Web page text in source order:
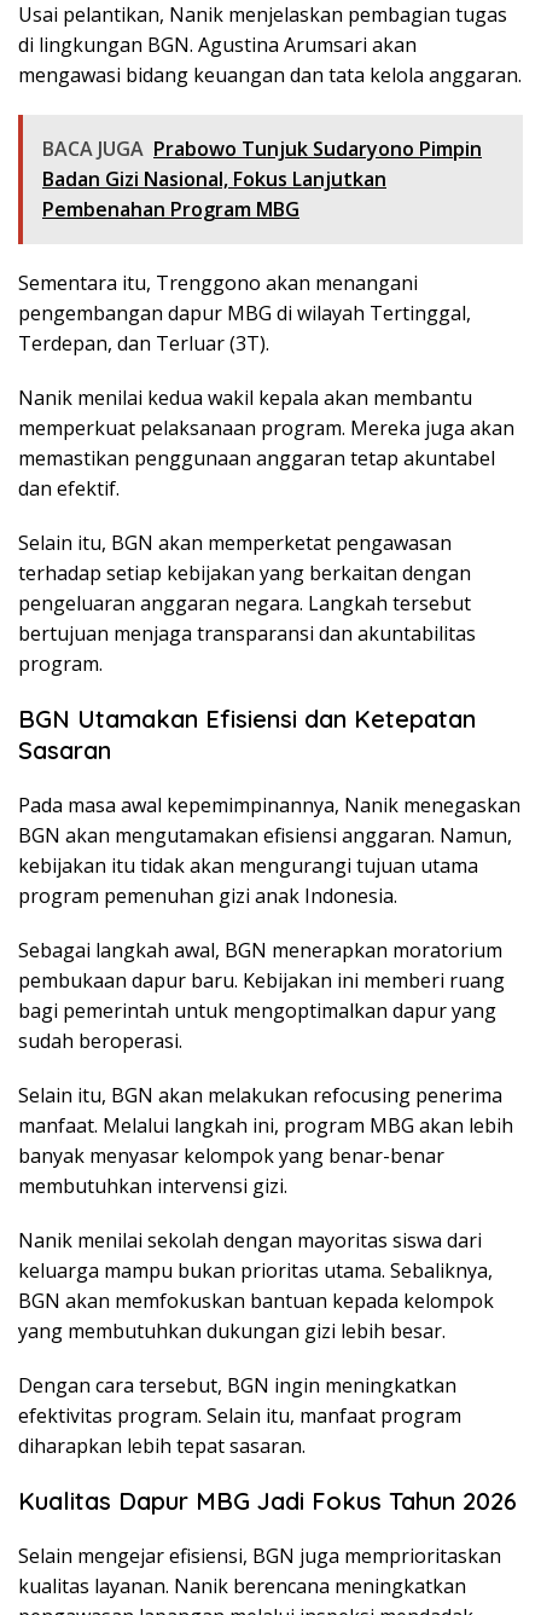
Usai pelantikan, Nanik menjelaskan pembagian tugas
di lingkungan BGN. Agustina Arumsari akan
mengawasi bidang keuangan dan tata kelola anggaran.
BACA JUGA Prabowo Tunjuk Sudaryono Pimpin
Badan Gizi Nasional, Fokus Lanjutkan
Pembenahan Program MBG
Sementara itu, Trenggono akan menangani
pengembangan dapur MBG di wilayah Tertinggal,
Terdepan, dan Terluar (3T).
Nanik menilai kedua wakil kepala akan membantu
memperkuat pelaksanaan program. Mereka juga akan
memastikan penggunaan anggaran tetap akuntabel
dan efektif.
Selain itu, BGN akan memperketat pengawasan
terhadap setiap kebijakan yang berkaitan dengan
pengeluaran anggaran negara. Langkah tersebut
bertujuan menjaga transparansi dan akuntabilitas
program.
BGN Utamakan Efisiensi dan Ketepatan
Sasaran
Pada masa awal kepemimpinannya, Nanik menegaskan
BGN akan mengutamakan efisiensi anggaran. Namun,
kebijakan itu tidak akan mengurangi tujuan utama
program pemenuhan gizi anak Indonesia.
Sebagai langkah awal, BGN menerapkan moratorium
pembukaan dapur baru. Kebijakan ini memberi ruang
bagi pemerintah untuk mengoptimalkan dapur yang
sudah beroperasi.
Selain itu, BGN akan melakukan refocusing penerima
manfaat. Melalui langkah ini, program MBG akan lebih
banyak menyasar kelompok yang benar-benar
membutuhkan intervensi gizi.
Nanik menilai sekolah dengan mayoritas siswa dari
keluarga mampu bukan prioritas utama. Sebaliknya,
BGN akan memfokuskan bantuan kepada kelompok
yang membutuhkan dukungan gizi lebih besar.
Dengan cara tersebut, BGN ingin meningkatkan
efektivitas program. Selain itu, manfaat program
diharapkan lebih tepat sasaran.
Kualitas Dapur MBG Jadi Fokus Tahun 2026
Selain mengejar efisiensi, BGN juga memprioritaskan
kualitas layanan. Nanik berencana meningkatkan